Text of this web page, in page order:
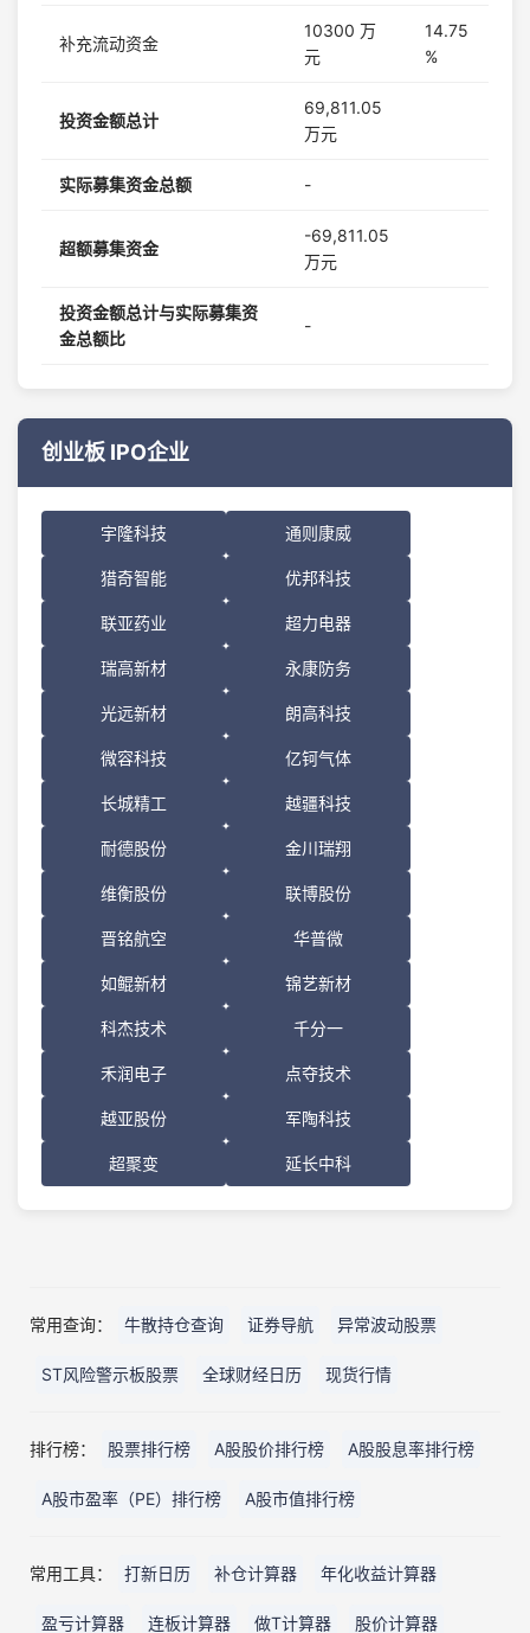
补充流动资金
10300 万
元
14.75
%
投资金额总计
69,811.05
万元
实际募集资金总额 -
超额募集资金
-69,811.05
万元
投资金额总计与实际募集资
金总额比
-
创业板 IPO企业
宇隆科技 通则康威
猎奇智能 优邦科技
联亚药业 超力电器
瑞高新材 永康防务
光远新材 朗高科技
微容科技 亿钶气体
长城精工 越疆科技
耐德股份 金川瑞翔
维衡股份 联博股份
晋铭航空 华普微
如鲲新材 锦艺新材
科杰技术 千分一
禾润电子 点夺技术
越亚股份 军陶科技
超聚变 延长中科
常用查询： 牛散持仓查询 证券导航 异常波动股票
ST风险警示板股票 全球财经日历 现货行情
排行榜： 股票排行榜 A股股价排行榜 A股股息率排行榜
A股市盈率（PE）排行榜 A股市值排行榜
常用工具： 打新日历 补仓计算器 年化收益计算器
盈亏计算器 连板计算器 做T计算器 股价计算器